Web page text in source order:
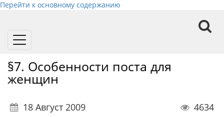
Перейти к основному содержанию
Toggle
§7. Особенности поста для
женщин
18 Август 2009
4634